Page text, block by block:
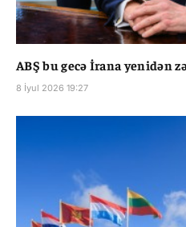
ABŞ bu gecə İrana yenidən
8 İyul 2026 19:27